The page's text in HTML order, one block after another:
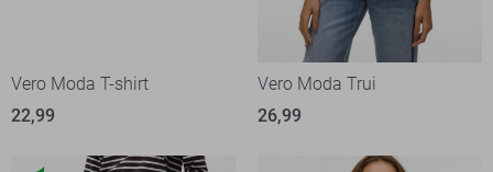
Vero Moda T-shirt
22,99
Vero Moda Trui
26,99